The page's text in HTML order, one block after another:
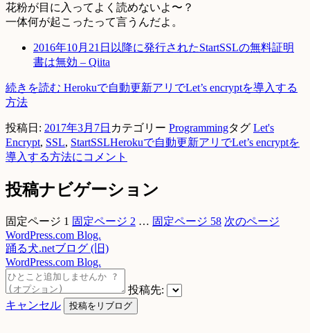
花粉が目に入ってよく読めないよ〜？
一体何が起こったって言うんだよ。
2016年10月21日以降に発行されたStartSSLの無料証明
書は無効 – Qiita
続きを読む Herokuで自動更新アリでLet’s encryptを導入する
方法
投稿日: 2017年3月7日 カテゴリー Programmingタグ Let's
Encrypt, SSL, StartSSLHerokuで自動更新アリでLet’s encryptを
導入する方法に コメント
投稿ナビゲーション
固定ページ 1 固定ページ 2 … 固定ページ 58 次のページ
WordPress.com Blog.
踊る犬.netブログ (旧)
WordPress.com Blog.
投稿先:
キャンセル